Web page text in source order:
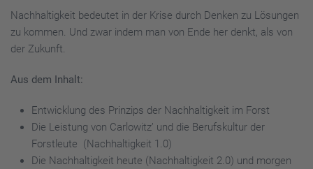
Nachhaltigkeit bedeutet in der Krise durch Denken zu Lösungen
zu kommen. Und zwar indem man von Ende her denkt, als von
der Zukunft.
Aus dem Inhalt:
Entwicklung des Prinzips der Nachhaltigkeit im Forst
Die Leistung von Carlowitz’ und die Berufskultur der
Forstleute (Nachhaltigkeit 1.0)
Die Nachhaltigkeit heute (Nachhaltigkeit 2.0) und morgen